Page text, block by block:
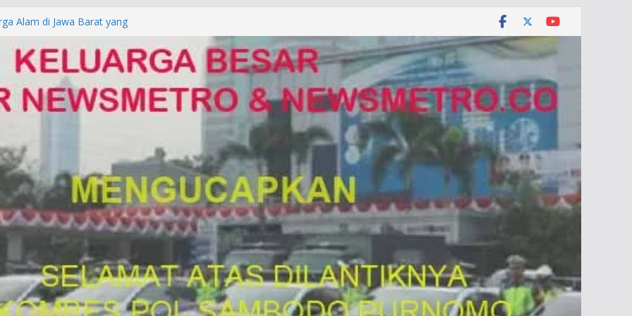
Alam di Jawa Barat yang
KUHAP Baru 2026, Tegaskan
Dipidana
DENPASAR DAN
POLDA BALI DIDUGA
ke Mabes Polri
Palsu, Kapolres
SIM